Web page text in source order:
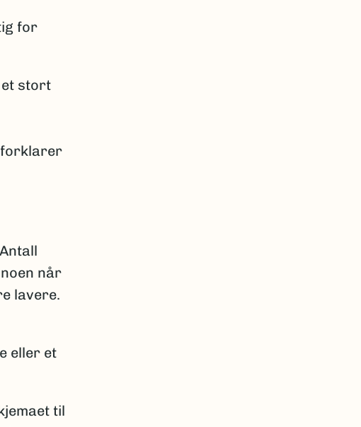
for
stort
forklarer
når
lavere.
eller et
til